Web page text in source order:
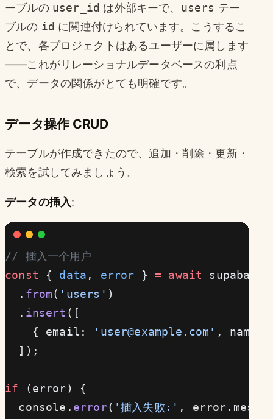
ーブルの user_id は外部キーで、 users テー
ブルの id に関連付けられています。こうするこ
とで、各プロジェクトはあるユーザーに属します
——これがリレーショナルデータベースの利点
で、データの関係がとても明確です。
データ操作 CRUD
テーブルが作成できたので、追加・削除・更新・
検索を試してみましょう。
データの挿入:
// 插入一个用户
const { data , error } = await
supabase
  .
from( 'users' )
  .
insert ([
    { email:
' user@example.com ' , name:
  ]);
if (error) {
  console.
error( '插入失败:' ,